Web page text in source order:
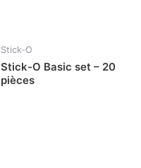
Stick-O
Stick-O Basic set – 20
pièces